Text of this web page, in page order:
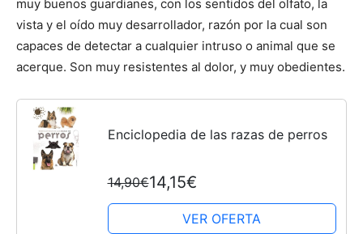
muy buenos guardianes, con los sentidos del olfato, la
vista y el oído muy desarrollador, razón por la cual son
capaces de detectar a cualquier intruso o animal que se
acerque. Son muy resistentes al dolor, y muy obedientes.
Enciclopedia de las razas de perros
14,90€14,15€
VER OFERTA